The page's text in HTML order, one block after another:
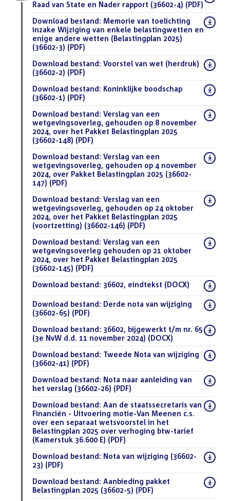
Raad van State en Nader rapport (36602-4) (PDF)
Download bestand: Memorie van toelichting
inzake Wijziging van enkele belastingwetten en
enige andere wetten (Belastingplan 2025)
(36602-3) (PDF)
Download bestand: Voorstel van wet (herdruk)
(36602-2) (PDF)
Download bestand: Koninklijke boodschap
(36602-1) (PDF)
Download bestand: Verslag van een
wetgevingsoverleg, gehouden op 8 november
2024, over het Pakket Belastingplan 2025
(36602-148) (PDF)
Download bestand: Verslag van een
wetgevingsoverleg, gehouden op 4 november
2024, over Pakket Belastingplan 2025 (36602-
147) (PDF)
Download bestand: Verslag van een
wetgevingsoverleg, gehouden op 24 oktober
2024, over het Pakket Belastingplan 2025
(voortzetting) (36602-146) (PDF)
Download bestand: Verslag van een
wetgevingsoverleg gehouden op 21 oktober
2024, over het Pakket Belastingplan 2025
(36602-145) (PDF)
Download bestand: 36602, eindtekst (DOCX)
Download bestand: Derde nota van wijziging
(36602-65) (PDF)
Download bestand: 36602, bijgewerkt t/m nr. 65
(3e NvW d.d. 11 november 2024) (DOCX)
Download bestand: Tweede Nota van wijziging
(36602-41) (PDF)
Download bestand: Nota naar aanleiding van
het verslag (36602-26) (PDF)
Download bestand: Aan de staatssecretaris van
Financiën - Uitvoering motie-Van Meenen c.s.
over een separaat wetsvoorstel in het
Belastingplan 2025 over verhoging btw-tarief
(Kamerstuk 36.600 E) (PDF)
Download bestand: Nota van wijziging (36602-
23) (PDF)
Download bestand: Aanbieding pakket
Belastingplan 2025 (36602-5) (PDF)